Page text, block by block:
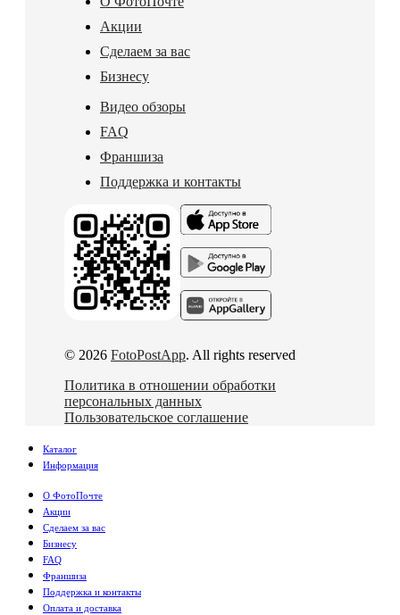
Акции
Сделаем за вас
Бизнесу
Видео обзоры
FAQ
Франшиза
Поддержка и контакты
© 2026 FotoPostApp. All rights reserved
Политика в отношении обработки
персональных данных
Пользовательское соглашение
Каталог
Информация
О ФотоПочте
Акции
Сделаем за вас
Бизнесу
FAQ
Франшиза
Поддержка и контакты
Оплата и доставка